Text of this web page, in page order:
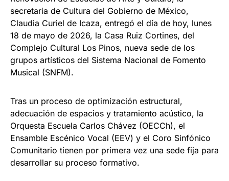
secretaria de Cultura del Gobierno de México,
Claudia Curiel de Icaza, entregó el día de hoy, lunes
18 de mayo de 2026, la Casa Ruiz Cortines, del
Complejo Cultural Los Pinos, nueva sede de los
grupos artísticos del Sistema Nacional de Fomento
Musical (SNFM).
Tras un proceso de optimización estructural,
adecuación de espacios y tratamiento acústico, la
Orquesta Escuela Carlos Chávez (OECCh), el
Ensamble Escénico Vocal (EEV) y el Coro Sinfónico
Comunitario tienen por primera vez una sede fija para
desarrollar su proceso formativo.